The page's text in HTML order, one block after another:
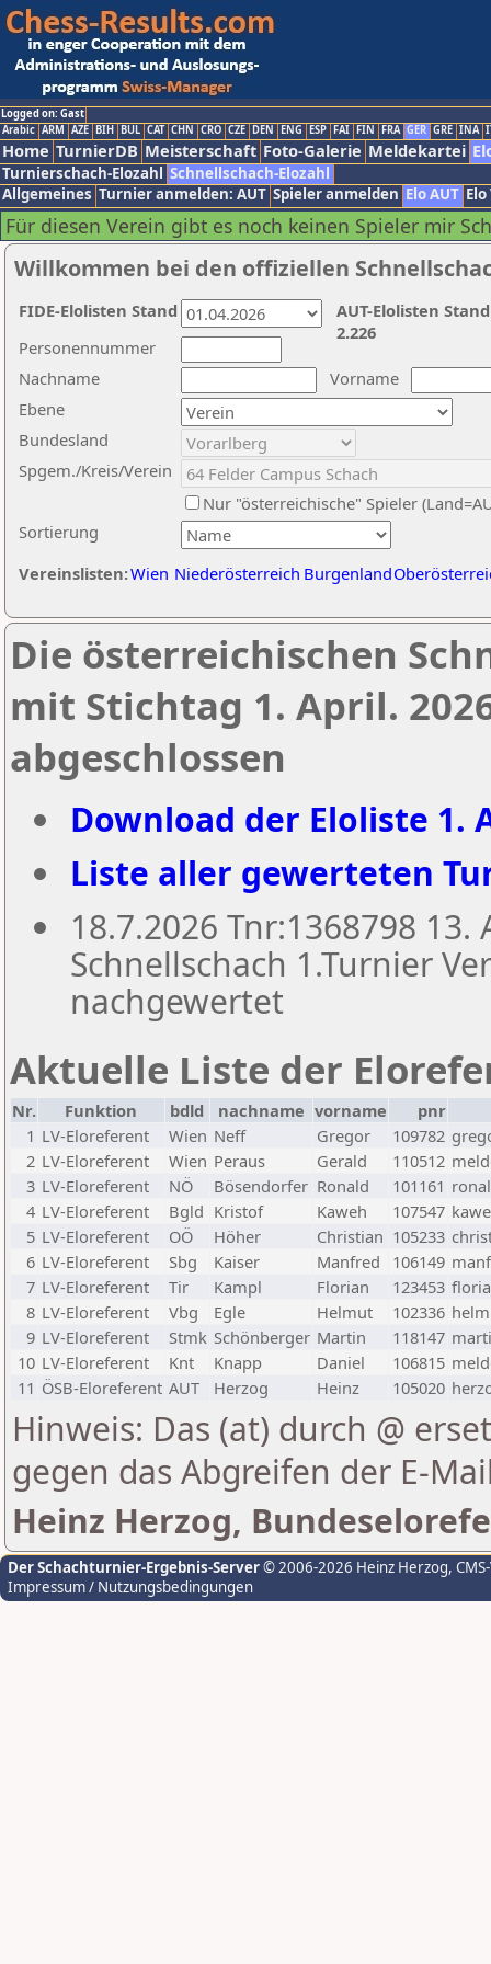
Logged on: Gast
Arabic ARM AZE BIH BUL CAT CHN CRO CZE DEN ENG ESP FAI FIN FRA GER GRE INA
Home TurnierDB Meisterschaft Foto-Galerie Meldekartei
Turnierschach-Elozahl Schnellschach-Elozahl
Allgemeines Turnier anmelden: AUT Spieler anmelden Elo AUT
Für diesen Verein gibt es noch keinen Spieler mir
Willkommen bei den offiziellen
Nachname
Vorname
Ebene
Sortierung
Personennummer
Bundesland
Spgem./Kreis/Verein
Nur "österreichische" Spieler
Vereinslisten:Wien Niederösterreich Burgenland
AUT-Elolisten
2.226
FIDE-Elolisten Stand
Die österreichischen
mit Stichtag 1. April.
abgeschlossen
Download der Eloliste 1.
Liste aller gewerteten
18.7.2026 Tnr:1368798
Schnellschach 1.Turnier
nachgewertet
Aktuelle Liste der
Nr. Funktion bdld nachname vorname
pnr
1 LV-Eloreferent Wien Neff Gregor 109782
2 LV-Eloreferent Wien Peraus Gerald 110512
3 LV-Eloreferent NÖ Bösendorfer Ronald 101161
4 LV-Eloreferent Bgld Kristof Kaweh 107547
5 LV-Eloreferent OÖ Höher Christian 105233
6 LV-Eloreferent Sbg Kaiser Manfred 106149
7 LV-Eloreferent Tir Kampl Florian 123453
8 LV-Eloreferent Vbg Egle Helmut 102336
9 LV-Eloreferent Stmk Schönberger Martin 118147
10 LV-Eloreferent Knt Knapp Daniel 106815
11 ÖSB-Eloreferent AUT Herzog Heinz 105020
Hinweis: Das (at) durch @
gegen das Abgreifen der E-
Heinz Herzog,
Der Schachturnier-Ergebnis-Server© 2006-2026 Heinz Herzog,
Impressum / Nutzungsbedingungen